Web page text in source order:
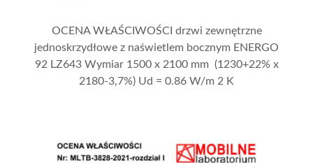
OCENA WŁAŚCIWOŚCI drzwi zewnętrzne
jednoskrzydłowe z naświetlem bocznym ENERGO
92 LZ643 Wymiar 1500 x 2100 mm (1230+22% x
2180-3,7%) Ud = 0.86 W/m 2 K